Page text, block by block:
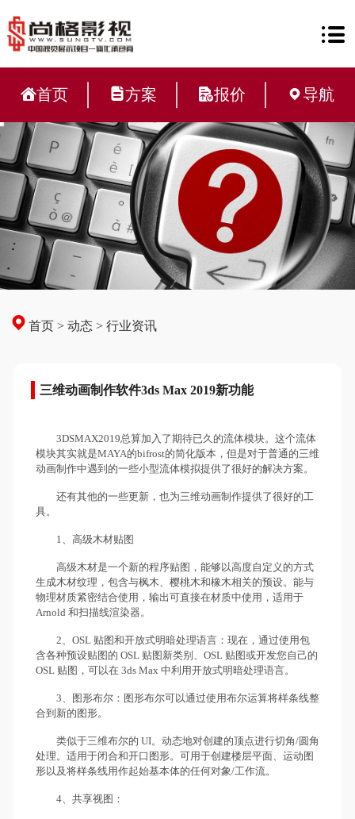
首页 方案 报价 导航
首页 >动态 >行业资讯
三维动画制作软件3ds Max 2019新功能
3DSMAX2019总算加入了期待已久的流体模块。这个流体
模块其实就是MAYA的bifrost的简化版本，但是对于普通的三维
动画制作中遇到的一些小型流体模拟提供了很好的解决方案。
还有其他的一些更新，也为三维动画制作提供了很好的工
具。
1、高级木材贴图
高级木材是一个新的程序贴图，能够以高度自定义的方式
生成木材纹理，包含与枫木、樱桃木和橡木相关的预设。能与
物理材质紧密结合使用，输出可直接在材质中使用，适用于
Arnold 和扫描线渲染器。
2、OSL 贴图和开放式明暗处理语言：现在，通过使用包
含各种预设贴图的 OSL 贴图新类别、OSL 贴图或开发您自己的
OSL 贴图，可以在 3ds Max 中利用开放式明暗处理语言。
3、图形布尔：图形布尔可以通过使用布尔运算将样条线整
合到新的图形。
类似于三维布尔的 UI。动态地对创建的顶点进行切角/圆角
处理。适用于闭合和开口图形。可用于创建楼层平面、运动图
形以及将样条线用作起始基本体的任何对象/工作流。
4、共享视图：